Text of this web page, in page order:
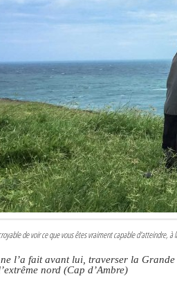
de voir ce que vous êtes vraiment capable d'atteindre,
l’a fait avant lui, traverser la
nord (Cap d’Ambre)